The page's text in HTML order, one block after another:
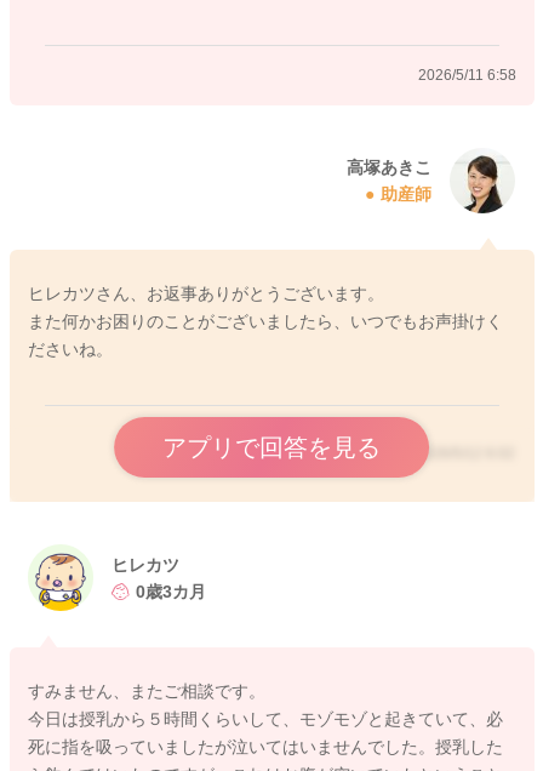
2026/5/11 6:58
高塚あきこ
助産師
ヒレカツさん、お返事ありがとうございます。
また何かお困りのことがございましたら、いつでもお声掛けく
ださいね。
アプリで回答を見る 2026/5/12 6:02
ヒレカツ
0歳3カ月
すみません、またご相談です。
今日は授乳から５時間くらいして、モゾモゾと起きていて、必
死に指を吸っていましたが泣いてはいませんでした。授乳した